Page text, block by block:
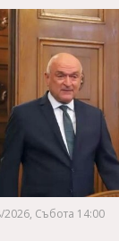
2026, Събота 14:00